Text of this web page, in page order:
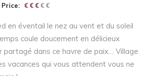
Price: € € € € €
€ € €
en éventail le nez au vent et du soleil
coule doucement en délicieux
partagé dans ce havre de paix… Village
vacances qui vous attendent vous ne